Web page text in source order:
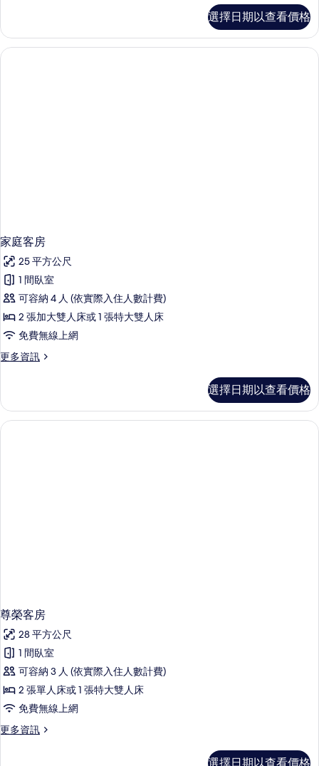
相
片
客
房
的
選擇日期以查看價格
家庭客房
25 平方公尺
1 間臥室
可容納 4 人 (依實際入住人數計費)
2 張加大雙人床或 1 張特大雙人床
免費無線上網
更多資訊
更
客
房
的
選擇日期以查看價格
尊榮客房
28 平方公尺
1 間臥室
可容納 3 人 (依實際入住人數計費)
2 張單人床或 1 張特大雙人床
免費無線上網
更多資訊
更
選擇日期以查看價格